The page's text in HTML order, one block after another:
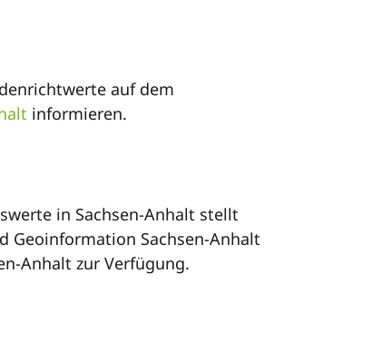
auf dem
informieren.
in Sachsen-Anhalt stellt
Geoinformation Sachsen-Anhalt
Anhalt zur Verfügung.